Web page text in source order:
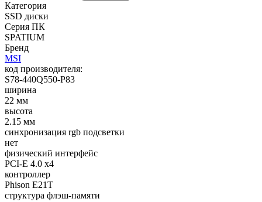
Категория
SSD диски
Серия ПК
SPATIUM
Бренд
MSI
код производителя:
S78-440Q550-P83
ширина
22 мм
высота
2.15 мм
синхронизация rgb подсветки
нет
физический интерфейс
PCI-E 4.0 x4
контроллер
Phison E21T
структура флэш-памяти